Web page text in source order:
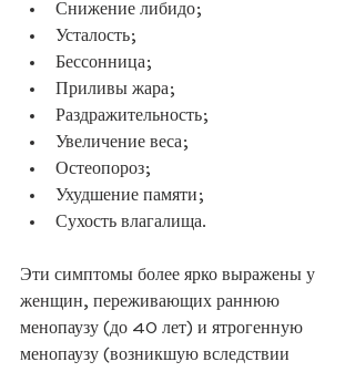
Снижение либидо;
Усталость;
Бессонница;
Приливы жара;
Раздражительность;
Увеличение веса;
Остеопороз;
Ухудшение памяти;
Сухость влагалища.
Эти симптомы более ярко выражены у
женщин, переживающих раннюю
менопаузу (до 40 лет) и ятрогенную
менопаузу (возникшую вследствии